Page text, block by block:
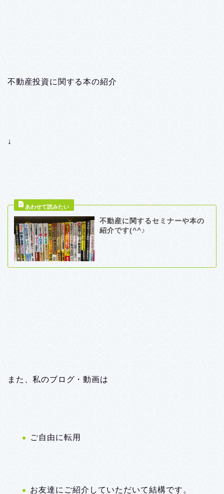
不動産投資に関する本の紹介
↓
不動産に関するセミナーや本の
紹介です(^^♪
また、私のブログ・動画は
ご自由に転用
お友達にご紹介していただいて結構です。